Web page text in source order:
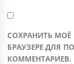
СОХРАНИТЬ МОЁ
БРАУЗЕРЕ ДЛЯ
КОММЕНТАРИЕВ.